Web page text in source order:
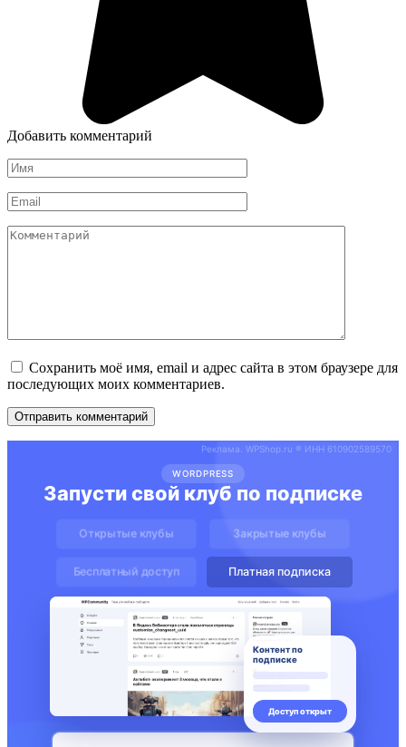
Добавить комментарий
Имя
*
Email
*
Комментарий
Сохранить моё имя, email и адрес сайта в этом браузере для
последующих моих комментариев.